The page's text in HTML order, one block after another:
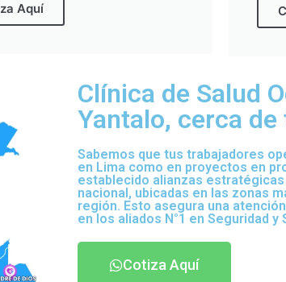
Aquí
Clínica de Salud
Yantalo, cerca de
Sabemos que tus trabajadores
en Lima como en proyectos en
establecido alianzas
nacional, ubicadas en las zonas
región. Esto asegura una
en los aliados N°1 en Seguridad
Cotiza Aquí